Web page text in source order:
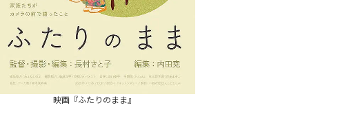
映画『ふたりのまま』